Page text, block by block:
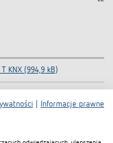
T KNX (994,9 kB)
(22,1 MB)
Act (58,6 kB)
Informacje prawne